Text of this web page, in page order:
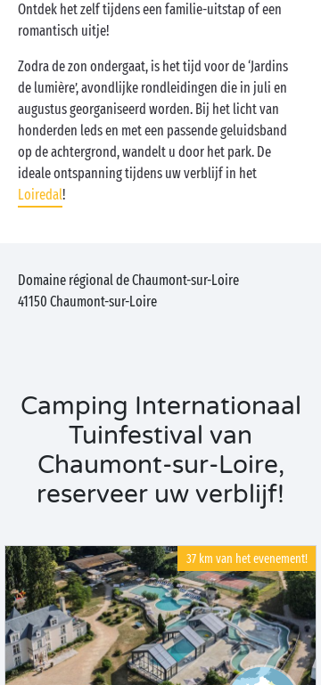
Ontdek het zelf tijdens een familie-uitstap of een
romantisch uitje!
Zodra de zon ondergaat, is het tijd voor de ‘Jardins
de lumière’, avondlijke rondleidingen die in juli en
augustus georganiseerd worden. Bij het licht van
honderden leds en met een passende geluidsband
op de achtergrond, wandelt u door het park. De
ideale ontspanning tijdens uw verblijf in het
Loiredal!
Domaine régional de Chaumont-sur-Loire
41150 Chaumont-sur-Loire
Camping Internationaal
Tuinfestival van
Chaumont-sur-Loire,
reserveer uw verblijf!
37 km van het evenement!